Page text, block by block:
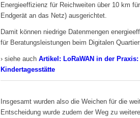
Energieeffizienz für Reichweiten über 10 km
Endgerät an das Netz) ausgerichtet.
Damit können niedrige Datenmengen
für Beratungsleistungen beim Digitalen
› siehe auch Artikel: LoRaWAN in der
Kindertagesstätte
Insgesamt wurden also die Weichen für die
Entscheidung wurde zudem der Weg zu